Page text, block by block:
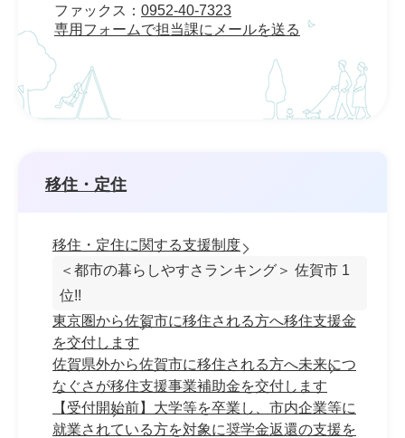
ファックス： 0952-40-7323
専用フォームで担当課にメールを送る
移住・定住
移住・定住に関する支援制度
＜都市の暮らしやすさランキング＞ 佐賀市 1
位!!
東京圏から佐賀市に移住される方へ移住支援金
を交付します
佐賀県外から佐賀市に移住される方へ未来につ
なぐさが移住支援事業補助金を交付します
【受付開始前】大学等を卒業し、市内企業等に
就業されている方を対象に奨学金返還の支援を